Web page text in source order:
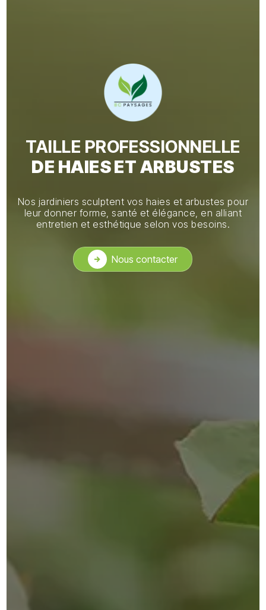
TAILLE PROFESSIONNELLE
DE HAIES ET ARBUSTES
Nos jardiniers sculptent vos haies et arbustes pour
leur donner forme, santé et élégance, en alliant
entretien et esthétique selon vos besoins.
Nous contacter